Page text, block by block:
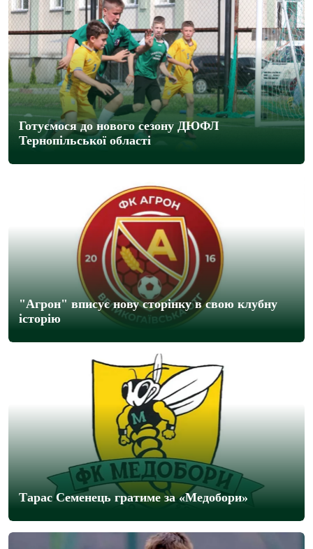
Готуємося до нового сезону ДЮФЛ
Тернопільської області
"Агрон" вписує нову сторінку в свою клубну
історію
Тарас Семенець гратиме за «Медобори»